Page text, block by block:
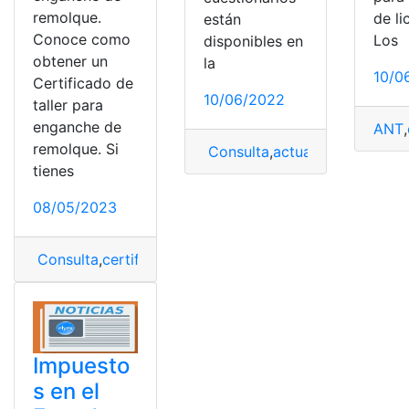
remolque.
Conoce como
obtener un
Certificado de
taller para
enganche de
remolque. Si
tienes
08/05/2023
Consulta,certificado
están
disponibles en
la
10/06/2022
Consulta,actualizaciones,
de
Los
10/
ANT,
Impuesto
s en el